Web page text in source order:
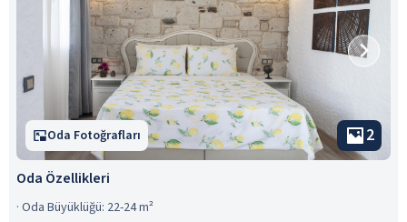
Oda Fotoğrafları 2
Oda Özellikleri
· Oda Büyüklüğü: 22-24 m²